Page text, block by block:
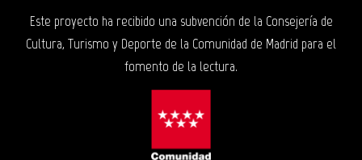
Este proyecto ha recibido una subvención de la Consejería de
Cultura, Turismo y Deporte de la Comunidad de Madrid para el
fomento de la lectura.